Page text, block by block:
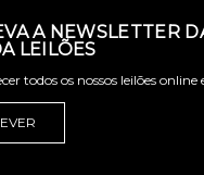
A NEWSLETTER
LEILÕES
todos os nossos leilões online